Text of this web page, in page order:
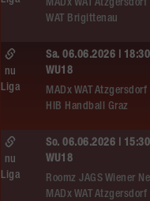
MADx WAT Atzgersdorf
WAT Brigittenau
Sa. 06.06.2026 |
WU18
MADx WAT Atzgersdorf
HIB Handball Graz
nu
Liga
So. 06.06.2026 |
WU18
Roomz JAGS Wiener
MADx WAT Atzgersdorf
nu
Liga